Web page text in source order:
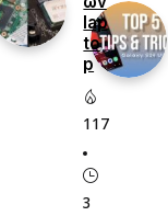
Updated on 14/06/2026